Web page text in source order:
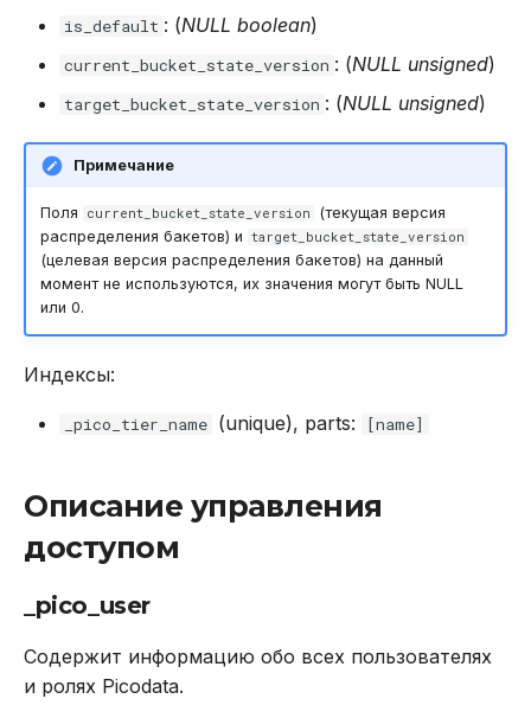
is_default : (NULL boolean)
current_bucket_state_version : (NULL unsigned)
target_bucket_state_version : (NULL unsigned)
Примечание
Поля current_bucket_state_version
(текущая версия
распределения бакетов) и target_bucket_state_version
(целевая версия распределения бакетов) на данный
момент не используются, их значения могут быть NULL
или 0.
Индексы:
_pico_tier_name (unique), parts: [name]
Описание управления
доступом
_pico_user
Содержит информацию обо всех пользователях
и ролях Picodata.